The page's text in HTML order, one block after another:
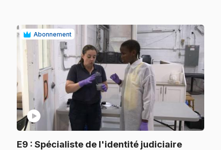
Abonnement
play_circle
E9 : Spécialiste de l'identité judiciaire.